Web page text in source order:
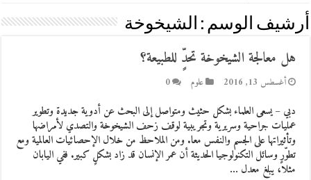
أرشيف الوسم : الشيخوخة
هل معالجة الشيخوخة تحدٍّ للطبيعة؟
أغسطس 13, 2016 علوم 0
دبي – يسعى العلماء بشكل حثيث ومتواصل إلى البحث عن أدوية جديدة وتطوير
عمليات جراحية وسريرية وتجريبية لوقف زحف الشيخوخة والتصدي لأمراضها
وتأثيراتها على الجسم والنفس معا. ومن الملاحظ من خلال الإحصائيات العالمية ومع
تطوّر وسائل التكنولوجيا الحديثة أن عمر الإنسان قد زاد بشكلٍ كبير. ففي اليابان
مثلاً، يبلغ معدل …